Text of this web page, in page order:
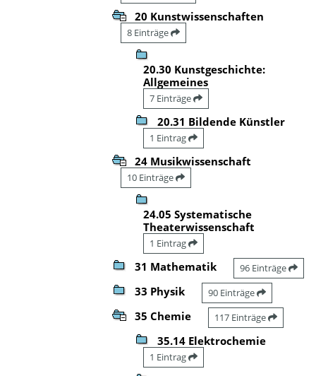
20 Kunstwissenschaften
8 Einträge
20.30 Kunstgeschichte:
Allgemeines
7 Einträge
20.31 Bildende Künstler
1 Eintrag
24 Musikwissenschaft
10 Einträge
24.05 Systematische
Theaterwissenschaft
1 Eintrag
31 Mathematik 96 Einträge
33 Physik 90 Einträge
35 Chemie 117 Einträge
35.14 Elektrochemie
1 Eintrag